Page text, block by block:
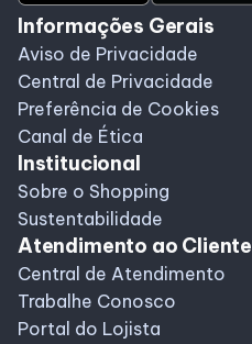
Informações Gerais
Aviso de Privacidade
Central de Privacidade
Preferência de Cookies
Canal de Ética
Institucional
Sobre o Shopping
Sustentabilidade
Atendimento ao Cliente
Central de Atendimento
Trabalhe Conosco
Portal do Lojista